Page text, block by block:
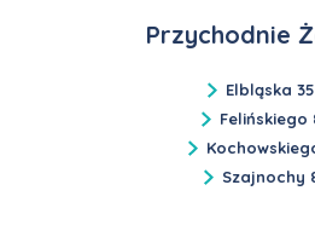
Przychodnie
Elbląska 35
Felińskiego
Szajnochy